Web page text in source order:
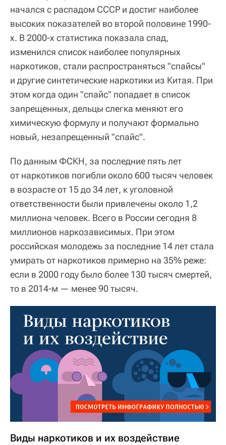
начался с распадом СССР и достиг наиболее
высоких показателей во второй половине 1990-
х. В 2000-х статистика показала спад,
изменился список наиболее популярных
наркотиков, стали распространяться "спайсы"
и другие синтетические наркотики из Китая. При
этом когда один "спайс" попадает в список
запрещенных, дельцы слегка меняют его
химическую формулу и получают формально
новый, незапрещенный "спайс".
По данным ФСКН, за последние пять лет
от наркотиков погибли около 600 тысяч человек
в возрасте от 15 до 34 лет, к уголовной
ответственности были привлечены около 1,2
миллиона человек. Всего в России сегодня 8
миллионов наркозависимых. При этом
российская молодежь за последние 14 лет стала
умирать от наркотиков примерно на 35% реже:
если в 2000 году было более 130 тысяч смертей,
то в 2014-м — менее 90 тысяч.
Виды наркотиков и их воздействие